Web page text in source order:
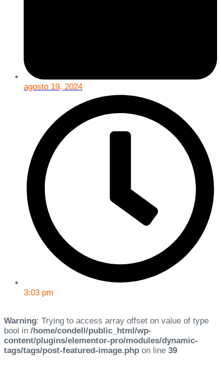
agosto 19, 2024
3:03 pm
Warning: Trying to access array offset on value of type
bool in /home/condell/public_html/wp-
content/plugins/elementor-pro/modules/dynamic-
tags/tags/post-featured-image.php on line 39